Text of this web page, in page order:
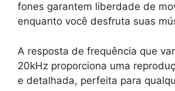
fones garantem liberdade de
enquanto você desfruta suas
A resposta de frequência que
20kHz proporciona uma
e detalhada, perfeita para